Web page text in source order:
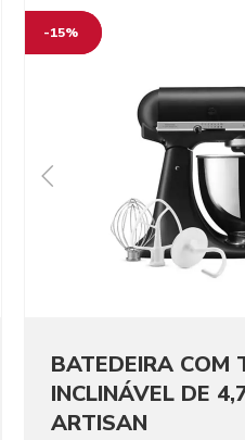
-15%
BATEDEIRA COM
INCLINÁVEL DE
ARTISAN